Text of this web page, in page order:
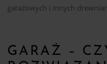
garażowych i innych
GARAŻ –